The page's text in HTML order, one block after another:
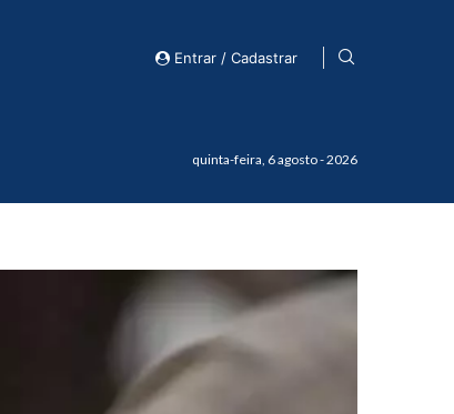
Entrar / Cadastrar
quinta-feira, 6 agosto - 2026